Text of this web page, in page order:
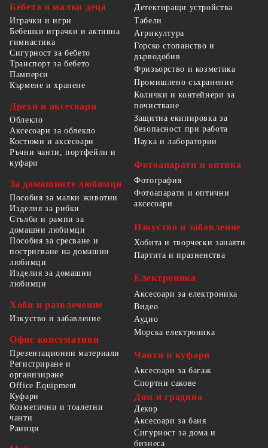
Бебета и малки деца
Играчки и игри
Бебешки играчки и активна
гимнастика
Сигурност за бебето
Транспорт за бебето
Памперси
Кърмене и хранене
Дрехи и аксесоари
Облекло
Аксесоари за облекло
Костюми и аксесоари
Ръчни чанти, портфейли и
куфари
За домашните любимци
Пособия за малки животни
Изделия за рибки
Стълби и рампи за
домашни любимци
Пособия за сресване и
постригване на домашни
любимци
Изделия за домашни
любимци
Хоби и развлечение
Изкуство и забавление
Офис консумативи
Презентационни материали
Регистриране и
организиране
Office Equipment
Детектиращи устройства
Табели
Агрикултура
Горско стопанство и
дърводобив
Фризьорство и козметика
Промишлено съхранение
Колички и контейнери за
почистване
Защитна екипировка за
безопасност при работа
Наука и лаборатории
Фотоапарати и оптика
Фотография
Фотоапарати и оптични
аксесоари
Изкуство и забавление
Хобита и творчески занаяти
Партита и празненства
Електроника
Аксесоари за електроника
Видео
Аудио
Морска електроника
Чанти и куфари
Аксесоари за багаж
Спортни сакове
Куфари
Козметични и тоалетни
чанти
Раници
Дом и градина
Декор
Аксесоари за баня
Сигурност за дома и
бизнеса